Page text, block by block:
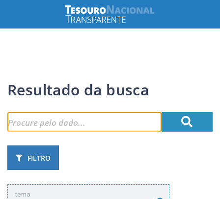
Resultado da busca
FILTRO
tema